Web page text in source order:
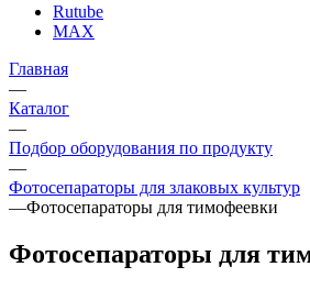
Rutube
MAX
Главная
—
Каталог
—
Подбор оборудования по продукту
—
Фотосепараторы для злаковых культур
—Фотосепараторы для тимофеевки
Фотосепараторы для